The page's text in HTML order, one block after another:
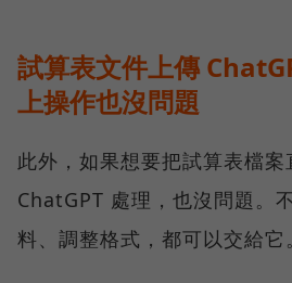
試算表文件上傳
上操作也沒問題
此外，如果想要把試算表檔案
ChatGPT 處理，也沒問題。
料、調整格式，都可以交給它。